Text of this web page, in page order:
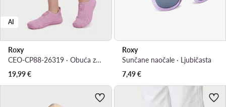
AI
Roxy
CEO-CP88-26319 · Obuća za vodene sportove
19,99€
Roxy
Sunčane naočale · Ljubičasta
7,49€